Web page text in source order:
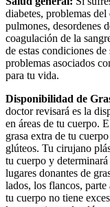
diabetes, problemas
pulmones, desordenes
coagulación de la
de estas condiciones
problemas asociados
para tu vida.
Disponibilidad de
doctor revisará es la
en áreas de tu cuerpo.
grasa extra de tu
glúteos. Tu cirujano
tu cuerpo y
lugares donantes de
lados, los flancos,
tu cuerpo no tiene